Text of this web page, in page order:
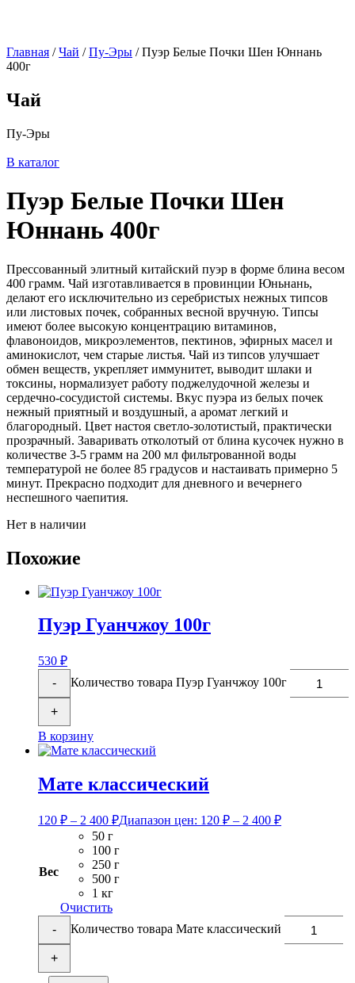
Главная /Чай /Пу-Эры /Пуэр Белые Почки Шен Юннань
400г
Чай
Пу-Эры
В каталог
Пуэр Белые Почки Шен
Юннань 400г
Прессованный элитный китайский пуэр в форме блина весом
400 грамм. Чай изготавливается в провинции Юньнань,
делают его исключительно из серебристых нежных типсов
или листовых почек, собранных весной вручную. Типсы
имеют более высокую концентрацию витаминов,
флавоноидов, микроэлементов, пектинов, эфирных масел и
аминокислот, чем старые листья. Чай из типсов улучшает
обмен веществ, укрепляет иммунитет, выводит шлаки и
токсины, нормализует работу поджелудочной железы и
сердечно-сосудистой системы. Вкус пуэра из белых почек
нежный приятный и воздушный, а аромат легкий и
благородный. Цвет настоя светло-золотистый, практически
прозрачный. Заваривать отколотый от блина кусочек нужно в
количестве 3-5 грамм на 200 мл фильтрованной воды
температурой не более 85 градусов и настаивать примерно 5
минут. Прекрасно подходит для дневного и вечернего
неспешного чаепития.
Нет в наличии
Похожие
Пуэр Гуанчжоу 100г
530 ₽
-
Количество товара Пуэр Гуанчжоу 100г
+
В корзину
Мате классический
120 ₽ – 2 400 ₽Диапазон цен: 120 ₽ – 2 400 ₽
Вес
50 г
100 г
250 г
500 г
1 кг
Очистить
-
Количество товара Мате классический
+